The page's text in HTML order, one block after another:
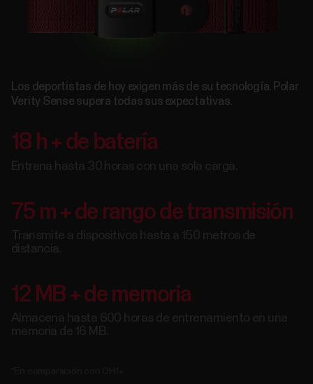
Los deportistas de hoy exigen más de su tecnología. Polar
Verity Sense supera todas sus expectativas.
18 h + de batería
Entrena hasta 30 horas con una sola carga.
75 m + de rango de transmisión
Transmite a dispositivos hasta a 150 metros de
distancia.
12 MB + de memoria
Almacena hasta 600 horas de entrenamiento en una
memoria de 16 MB.